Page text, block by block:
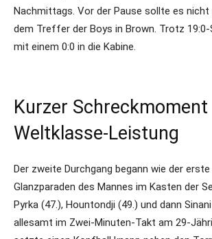
Nachmittags. Vor der Pause sollte es nicht
dem Treffer der Boys in Brown. Trotz 19:0-
mit einem 0:0 in die Kabine.
Kurzer Schreckmoment
Weltklasse-Leistung
Der zweite Durchgang begann wie der
Glanzparaden des Mannes im Kasten der
Pyrka (47.), Hountondji (49.) und dann
allesamt im Zwei-Minuten-Takt am 29-